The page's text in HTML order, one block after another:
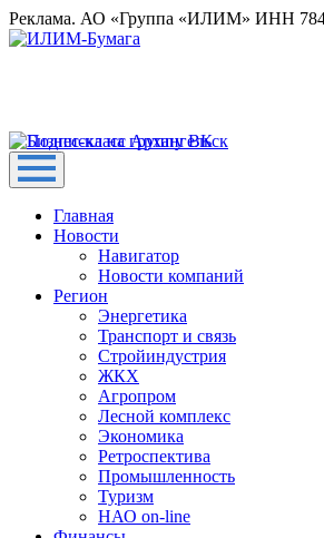
Реклама. АО «Группа «ИЛИМ» ИНН
Главная
Новости
Навигатор
Новости компаний
Регион
Энергетика
Транспорт и связь
Стройиндустрия
ЖКХ
Агропром
Лесной комплекс
Экономика
Ретроспектива
Промышленность
Туризм
НАО on-line